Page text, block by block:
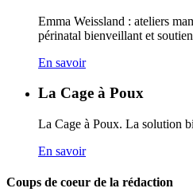
Emma Weissland : ateliers
périnatal bienveillant et
En savoir
La Cage à Poux
La Cage à Poux. La solution
En savoir
Coups de coeur de la rédaction